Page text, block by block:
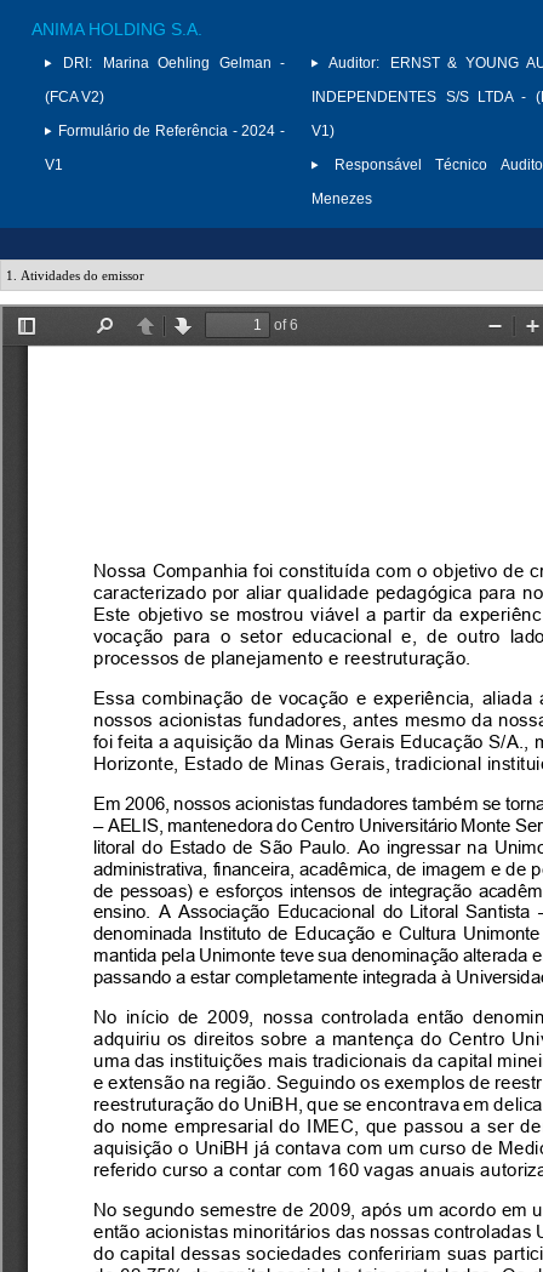
ANIMA HOLDING S.A.
DRI:
Marina Oehling Gelman -
(FCA V2)
Formulário de Referência - 2024 -
V1
Auditor:
ERNST & YOUNG
INDEPENDENTES S/S LTDA -
V1)
Responsável Técnico
Menezes